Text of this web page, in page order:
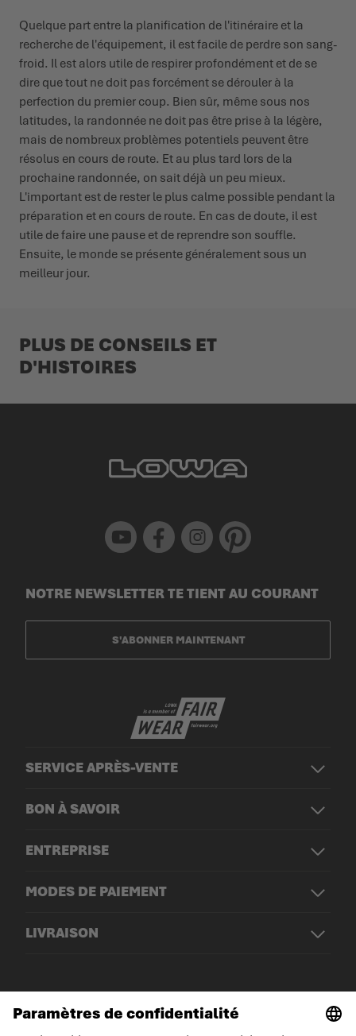
Quelque part entre la planification de l'itinéraire et la
recherche de l'équipement, il est facile de perdre son sang-
froid. Il est alors utile de respirer profondément et de se
dire que tout ne doit pas forcément se dérouler à la
perfection du premier coup. Bien sûr, même sous nos
latitudes, la randonnée ne doit pas être prise à la légère,
mais de nombreux problèmes potentiels peuvent être
résolus en cours de route. Et au plus tard lors de la
prochaine randonnée, on sait déjà un peu mieux.
L'important est de rester le plus calme possible pendant la
préparation et en cours de route. En cas de doute, il est
utile de faire une pause et de reprendre son souffle.
Ensuite, le monde se présente généralement sous un
meilleur jour.
PLUS DE CONSEILS ET
D'HISTOIRES
Youtube Facebook Instagram Pinterest
SERVICE APRÈS-VENTE
BON À SAVOIR
ENTREPRISE
MODES DE PAIEMENT
LIVRAISON
NOTRE NEWSLETTER TE TIENT AU COURANT
S'ABONNER MAINTENANT
© LOWA Sportschuhe GmbH